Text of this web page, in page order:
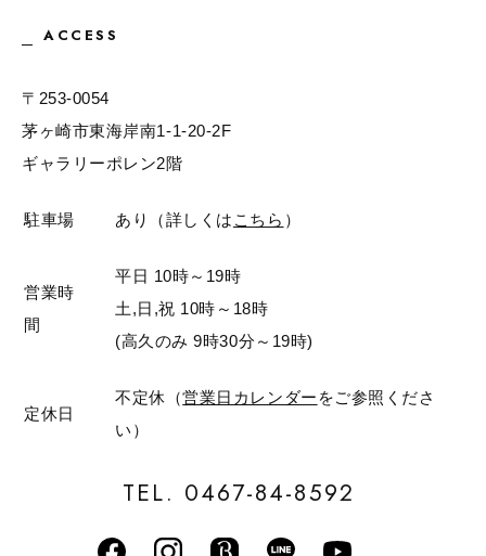
ACCESS
〒253-0054
茅ヶ崎市東海岸南1-1-20-2F
ギャラリーポレン2階
駐車場 あり（詳しくは こちら ）
営業時
間
平日 10時～19時
土,日,祝 10時～18時
(高久のみ 9時30分～19時)
定休日
不定休（営業日カレンダー をご参照くださ
い）
TEL. 0467-84-8592